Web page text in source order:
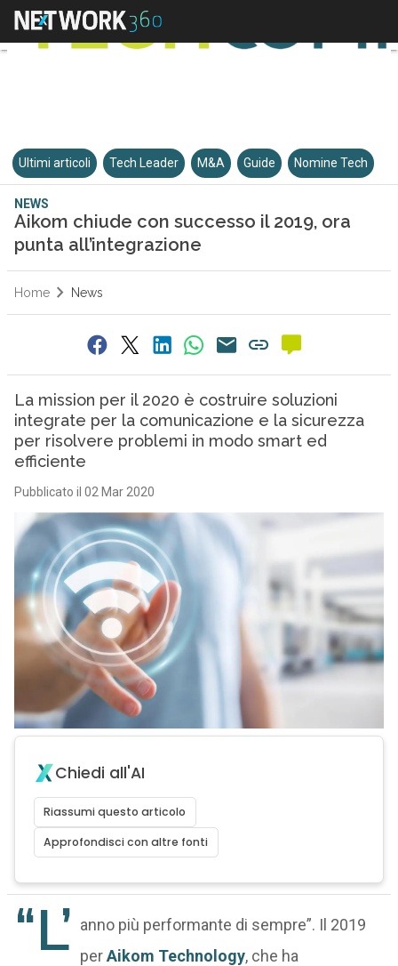
Ultimi articoli Tech Leader M&A Guide Nomine Tech
NEWS
Aikom chiude con successo il 2019, ora
punta all’integrazione
Home News
La mission per il 2020 è costruire soluzioni
integrate per la comunicazione e la sicurezza
per risolvere problemi in modo smart ed
efficiente
Pubblicato il 02 Mar 2020
Chiedi all'AI
Riassumi questo articolo
Approfondisci con altre fonti
“L’ anno più performante di sempre”. Il 2019
perAikom Technology, che ha